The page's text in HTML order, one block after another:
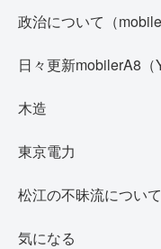
政治について（
日々更新mobilerA8（
木造
東京電力
松江の不昧流について
気になる